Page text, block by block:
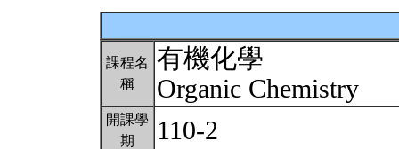
課程名
稱
有機化學
Organic Chemistry
開課學
期
110-2